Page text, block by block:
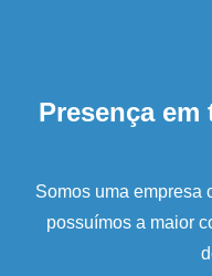
Presença em
Somos uma empresa
possuímos a maior